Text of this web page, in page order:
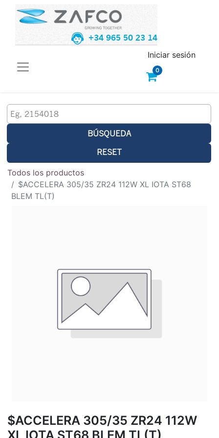
+34 965 50 23 14
0
Iniciar sesión
BÚSQUEDA
RESET
Todos los productos
$ACCELERA 305/35 ZR24 112W XL IOTA ST68
BLEM TL(T)
$ACCELERA 305/35 ZR24 112W
XL IOTA ST68 BLEM TL(T)